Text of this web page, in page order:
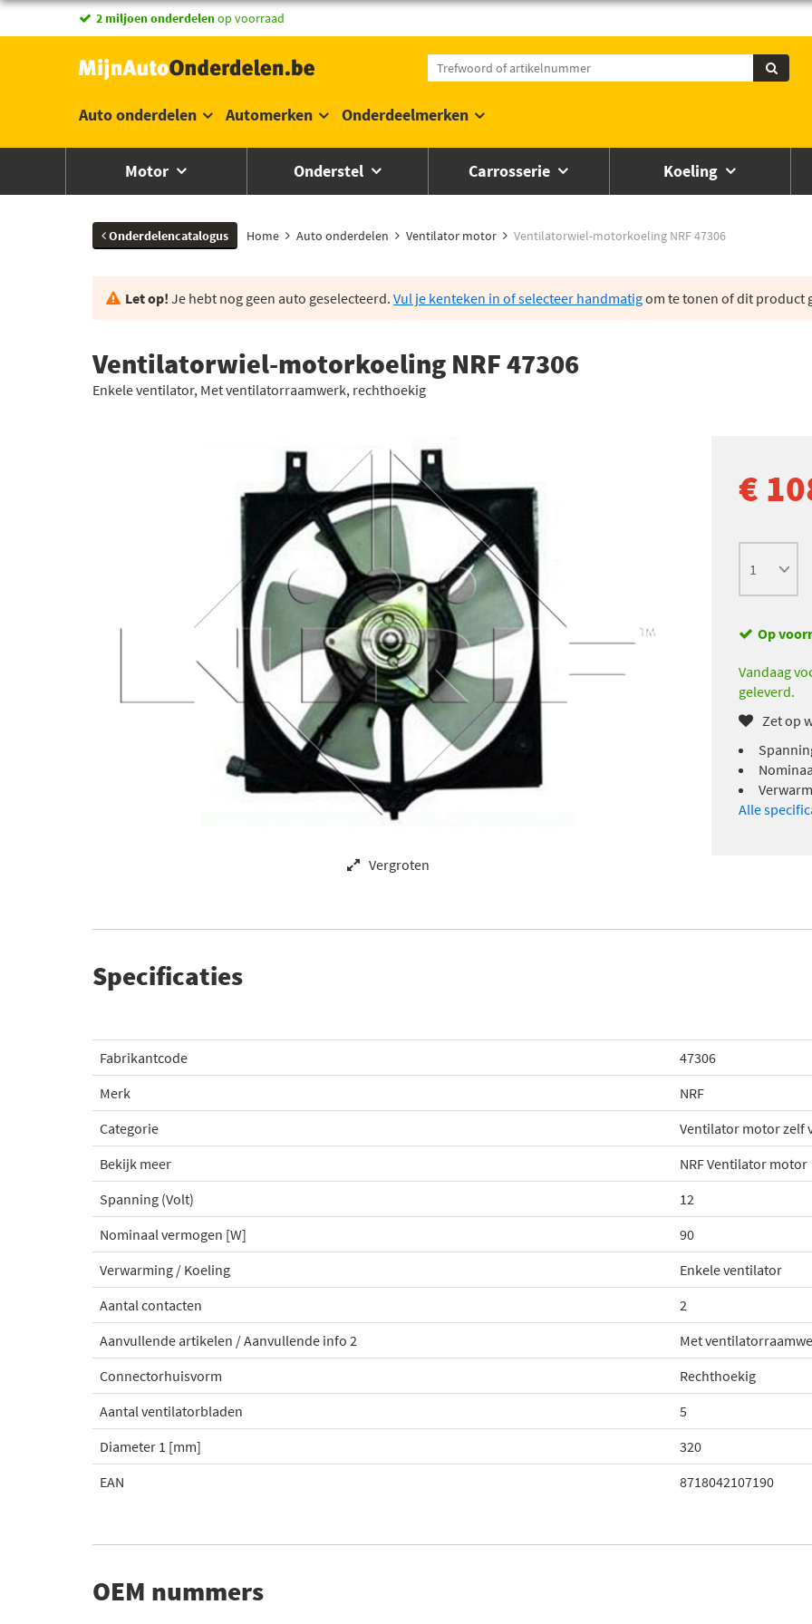
2 miljoen onderdelenop voorraad
Auto onderdelen Automerken Onderdeelmerken
Motor Onderstel Carrosserie Koeling
Onderdelencatalogus Home Auto onderdelen Ventilator motor Ventilatorwiel-motorkoeling NRF 47306
Let op! Je hebt nog geen auto geselecteerd. Vul je kenteken in of selecteer handmatigom te tonen of dit product
Ventilatorwiel-motorkoeling NRF 47306
Enkele ventilator, Met ventilatorraamwerk, rechthoekig
Vergroten
€
Op
Vandaag
geleverd.
Zet op
Alle
Specificaties
Fabrikantcode
47306
Merk
NRF
Categorie
Ventilator motor zelf
Bekijk meer
NRF Ventilator motor
Spanning (Volt)
12
Nominaal vermogen [W]
90
Verwarming / Koeling
Enkele ventilator
Aantal contacten
2
Aanvullende artikelen / Aanvullende info 2
Met
Connectorhuisvorm
Rechthoekig
Aantal ventilatorbladen
5
Diameter 1 [mm]
320
EAN
8718042107190
OEM nummers